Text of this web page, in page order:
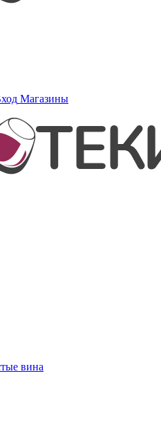
Магазины
вина